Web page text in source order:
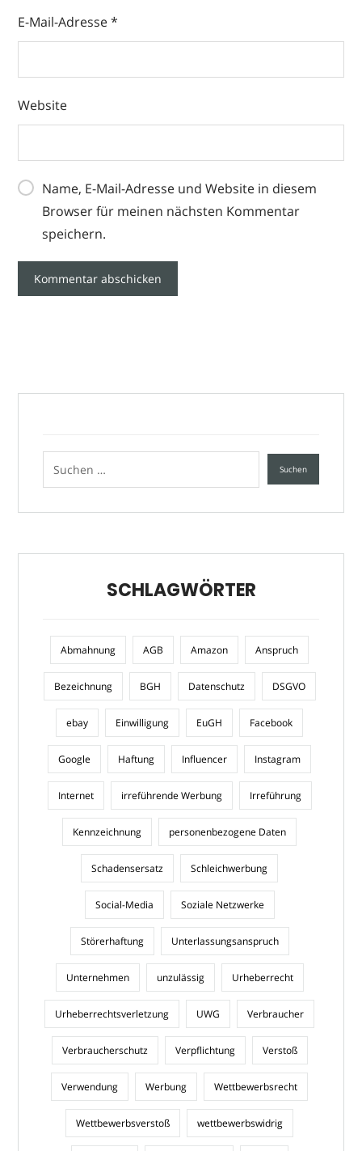
E-Mail-Adresse*
Website
Name, E-Mail-Adresse und Website in diesem
Browser für meinen nächsten Kommentar
speichern.
SCHLAGWÖRTER
Abmahnung AGB Amazon Anspruch
Bezeichnung BGH Datenschutz DSGVO
ebay Einwilligung EuGH Facebook
Google Haftung Influencer Instagram
Internet irreführende Werbung Irreführung
Kennzeichnung personenbezogene Daten
Schadensersatz Schleichwerbung
Social-Media Soziale Netzwerke
Störerhaftung Unterlassungsanspruch
Unternehmen unzulässig Urheberrecht
Urheberrechtsverletzung UWG Verbraucher
Verbraucherschutz Verpflichtung Verstoß
Verwendung Werbung Wettbewerbsrecht
Wettbewerbsverstoß wettbewerbswidrig